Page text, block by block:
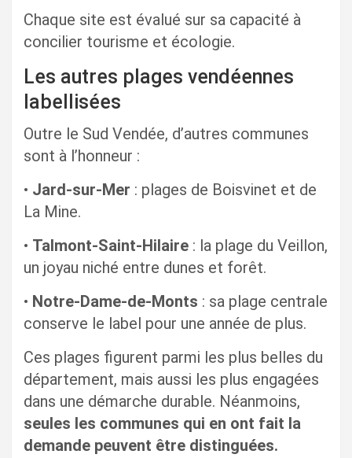
Chaque site est évalué sur sa capacité à
concilier tourisme et écologie.
Les autres plages vendéennes
labellisées
Outre le Sud Vendée, d’autres communes
sont à l’honneur :
• Jard-sur-Mer : plages de Boisvinet et de
La Mine.
• Talmont-Saint-Hilaire : la plage du Veillon,
un joyau niché entre dunes et forêt.
• Notre-Dame-de-Monts : sa plage centrale
conserve le label pour une année de plus.
Ces plages figurent parmi les plus belles du
département, mais aussi les plus engagées
dans une démarche durable. Néanmoins,
seules les communes qui en ont fait la
demande peuvent être distinguées.